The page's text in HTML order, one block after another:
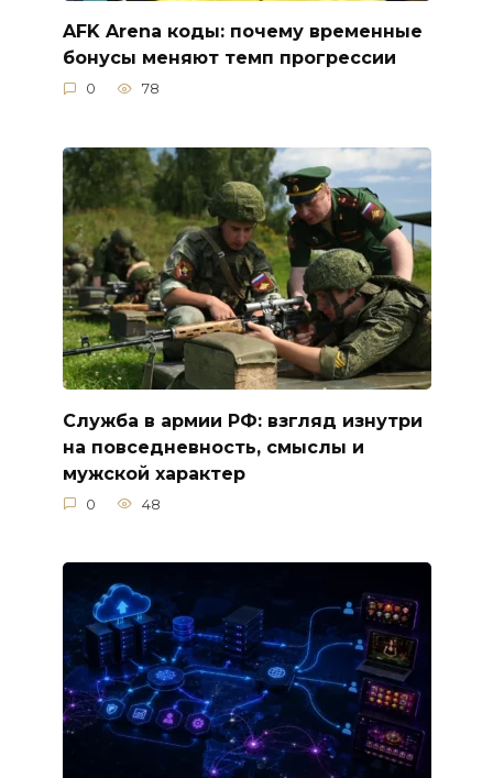
AFK Arena коды: почему временные
бонусы меняют темп прогрессии
0 78
Служба в армии РФ: взгляд изнутри
на повседневность, смыслы и
мужской характер
0 48